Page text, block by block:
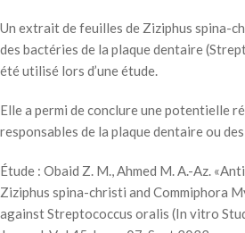
Un extrait de feuilles de Ziziphus spina-
des bactéries de la plaque dentaire
été utilisé lors d’une étude.
Elle a permi de conclure une potentielle
responsables de la plaque dentaire ou
Étude : Obaid Z. M., Ahmed M. A.-Az.
Ziziphus spina-christi and Commiphora
against Streptococcus oralis (In vitro